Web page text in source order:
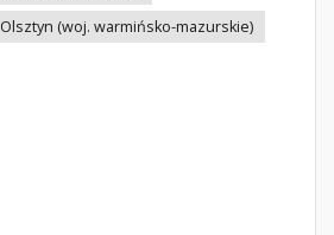
Olsztyn (woj. warmińsko-mazurskie)